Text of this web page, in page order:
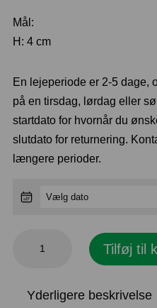
Mål:
H: 4 cm
En lejeperiode er 2-5 dage,
på en tirsdag, lørdag eller
startdato for hvornår du
slutdato for returnering.
længere perioder.
hvid
Tilføj til
Yderligere beskrivelse